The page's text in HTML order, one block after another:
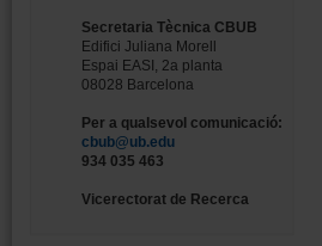
Secretaria Tècnica CBUB
Edifici Juliana Morell
Espai EASI, 2a planta
08028 Barcelona
Per a qualsevol comunicació:
cbub@ub.edu
934 035 463
Vicerectorat de Recerca